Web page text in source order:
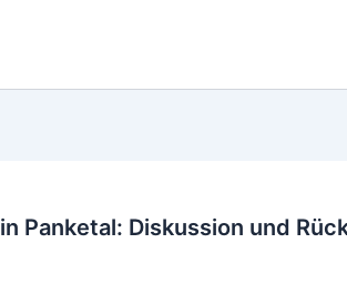
Panketal: Diskussion und